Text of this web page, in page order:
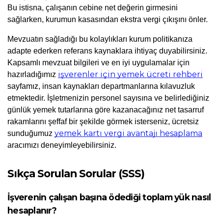
Bu istisna, çalışanın cebine net değerin girmesini
sağlarken, kurumun kasasından ekstra vergi çıkışını önler.
Mevzuatın sağladığı bu kolaylıkları kurum politikanıza
adapte ederken referans kaynaklara ihtiyaç duyabilirsiniz.
Kapsamlı mevzuat bilgileri ve en iyi uygulamalar için
hazırladığımız işverenler için yemek ücreti rehberi
sayfamız, insan kaynakları departmanlarına kılavuzluk
etmektedir. İşletmenizin personel sayısına ve belirlediğiniz
günlük yemek tutarlarına göre kazanacağınız net tasarruf
rakamlarını şeffaf bir şekilde görmek isterseniz, ücretsiz
sunduğumuz yemek kartı vergi avantajı hesaplama
aracımızı deneyimleyebilirsiniz.
Sıkça Sorulan Sorular (SSS)
İşverenin çalışan başına ödediği toplam yük nasıl
hesaplanır?